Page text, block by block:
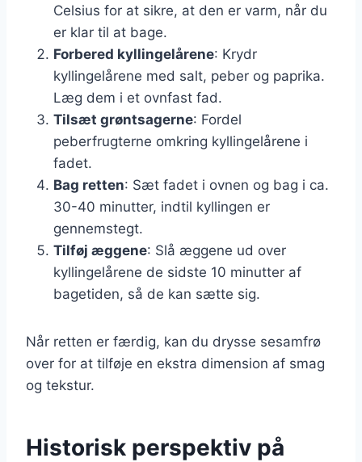
Celsius for at sikre, at den er varm, når du
er klar til at bage.
Forbered kyllingelårene: Krydr
kyllingelårene med salt, peber og paprika.
Læg dem i et ovnfast fad.
Tilsæt grøntsagerne: Fordel
peberfrugterne omkring kyllingelårene i
fadet.
Bag retten: Sæt fadet i ovnen og bag i ca.
30-40 minutter, indtil kyllingen er
gennemstegt.
Tilføj æggene: Slå æggene ud over
kyllingelårene de sidste 10 minutter af
bagetiden, så de kan sætte sig.
Når retten er færdig, kan du drysse sesamfrø
over for at tilføje en ekstra dimension af smag
og tekstur.
Historisk perspektiv på